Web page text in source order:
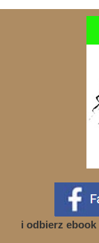
i odbierz ebook